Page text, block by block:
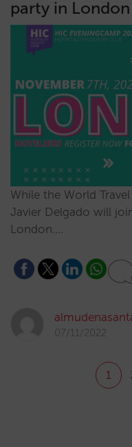
party in London
While the World
Javier Delgado will
London.…
07/11/2022
1